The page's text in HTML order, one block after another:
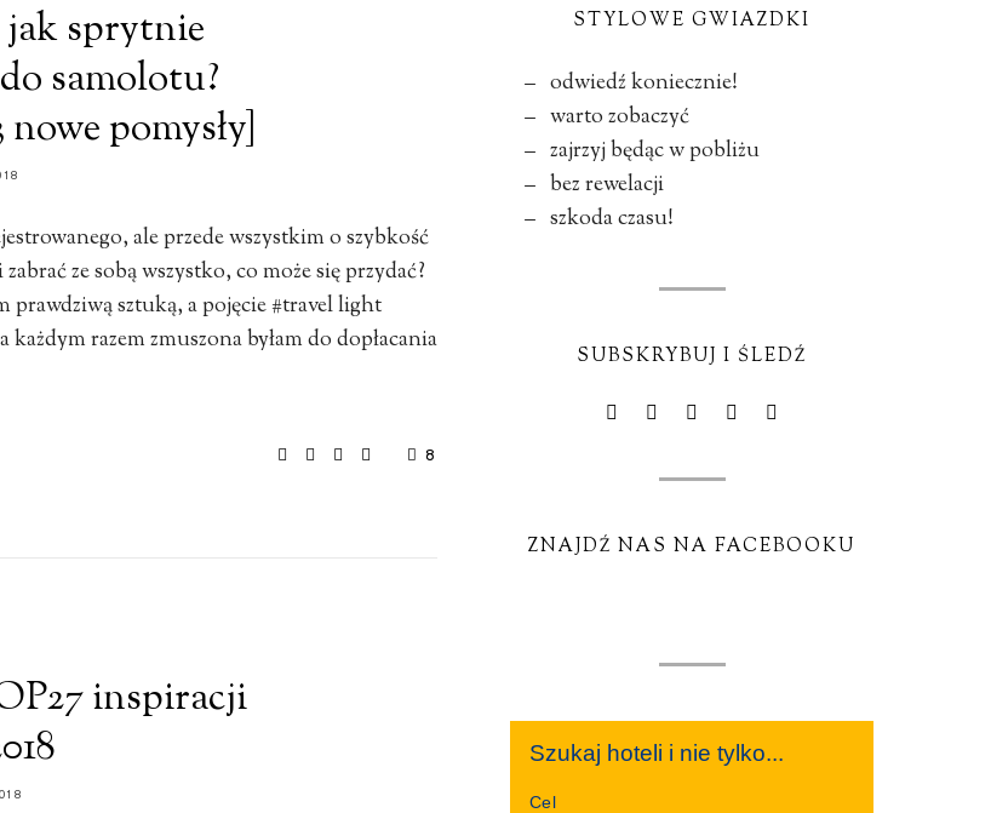
jak sprytnie
samolotu?
pomysły]
ale przede wszystkim o szybkość
ze sobą wszystko, co może się przydać?
sztuką, a pojęcie #travel light
razem zmuszona byłam do dopłacania
8
inspiracji
STYLOWE GWIAZDKI
– odwiedź koniecznie!
– warto zobaczyć
– zajrzyj będąc w pobliżu
– bez rewelacji
– szkoda czasu!
SUBSKRYBUJ I ŚLEDŹ
ZNAJDŹ NAS NA FACEBOOKU
Szukaj hoteli i nie tylko...
Cel